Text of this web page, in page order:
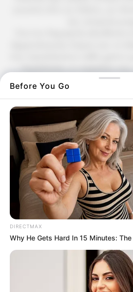
χωριά και η γαστρονομία της
τη φήμη της ως
Χαλκίδα παραμένει μια
μονοήμερες ή πολυήμερες
συντονισμένοι στο evianews
Χαλκίδα νέα σε
Εύβοια: Το χειρότερο
παραλία!
26.06.2025, 14:39
Τρέλανε κόσμο αυτό που
στην παραλία της
25.06.2025, 12:31
Εύβοια: Πανικός με αυτό
Before You Go
DIRECTMAX
Why He Gets Hard In 15 Minutes: